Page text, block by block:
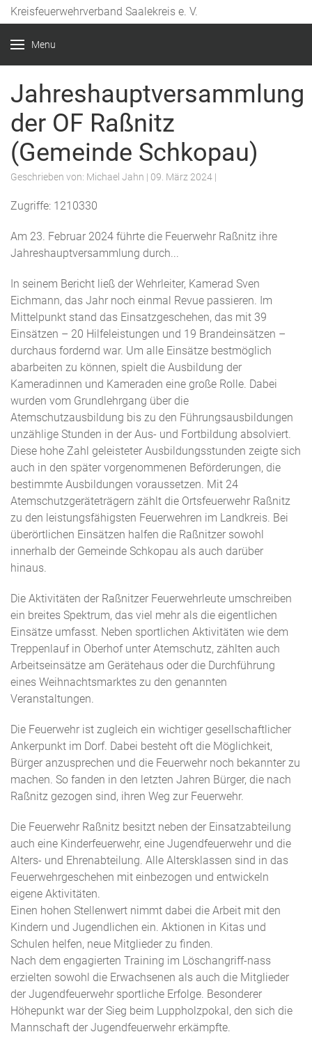
Kreisfeuerwehrverband Saalekreis e. V.
Menu
Jahreshauptversammlung
der OF Raßnitz
(Gemeinde Schkopau)
Geschrieben von: Michael Jahn | 09. März 2024 |
Zugriffe: 1210330
Am 23. Februar 2024 führte die Feuerwehr Raßnitz ihre
Jahreshauptversammlung durch...
In seinem Bericht ließ der Wehrleiter, Kamerad Sven
Eichmann, das Jahr noch einmal Revue passieren. Im
Mittelpunkt stand das Einsatzgeschehen, das mit 39
Einsätzen – 20 Hilfeleistungen und 19 Brandeinsätzen –
durchaus fordernd war. Um alle Einsätze bestmöglich
abarbeiten zu können, spielt die Ausbildung der
Kameradinnen und Kameraden eine große Rolle. Dabei
wurden vom Grundlehrgang über die
Atemschutzausbildung bis zu den Führungsausbildungen
unzählige Stunden in der Aus- und Fortbildung absolviert.
Diese hohe Zahl geleisteter Ausbildungsstunden zeigte sich
auch in den später vorgenommenen Beförderungen, die
bestimmte Ausbildungen voraussetzen. Mit 24
Atemschutzgeräteträgern zählt die Ortsfeuerwehr Raßnitz
zu den leistungsfähigsten Feuerwehren im Landkreis. Bei
überörtlichen Einsätzen halfen die Raßnitzer sowohl
innerhalb der Gemeinde Schkopau als auch darüber
hinaus.
Die Aktivitäten der Raßnitzer Feuerwehrleute umschreiben
ein breites Spektrum, das viel mehr als die eigentlichen
Einsätze umfasst. Neben sportlichen Aktivitäten wie dem
Treppenlauf in Oberhof unter Atemschutz, zählten auch
Arbeitseinsätze am Gerätehaus oder die Durchführung
eines Weihnachtsmarktes zu den genannten
Veranstaltungen.
Die Feuerwehr ist zugleich ein wichtiger gesellschaftlicher
Ankerpunkt im Dorf. Dabei besteht oft die Möglichkeit,
Bürger anzusprechen und die Feuerwehr noch bekannter zu
machen. So fanden in den letzten Jahren Bürger, die nach
Raßnitz gezogen sind, ihren Weg zur Feuerwehr.
Die Feuerwehr Raßnitz besitzt neben der Einsatzabteilung
auch eine Kinderfeuerwehr, eine Jugendfeuerwehr und die
Alters- und Ehrenabteilung. Alle Altersklassen sind in das
Feuerwehrgeschehen mit einbezogen und entwickeln
eigene Aktivitäten.
Einen hohen Stellenwert nimmt dabei die Arbeit mit den
Kindern und Jugendlichen ein. Aktionen in Kitas und
Schulen helfen, neue Mitglieder zu finden.
Nach dem engagierten Training im Löschangriff-nass
erzielten sowohl die Erwachsenen als auch die Mitglieder
der Jugendfeuerwehr sportliche Erfolge. Besonderer
Höhepunkt war der Sieg beim Luppholzpokal, den sich die
Mannschaft der Jugendfeuerwehr erkämpfte.
Year Month